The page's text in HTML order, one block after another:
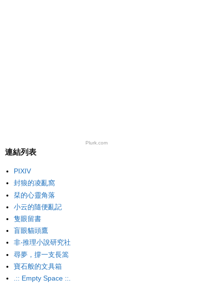
Plurk.com
連結列表
PIXIV
封狼的凌亂窩
栞的心靈角落
小云的隨便亂記
隻眼留書
盲眼貓頭鷹
非‧推理小說研究社
尋夢，撐一支長篙
寶石般的文具箱
.:: Empty Space ::.